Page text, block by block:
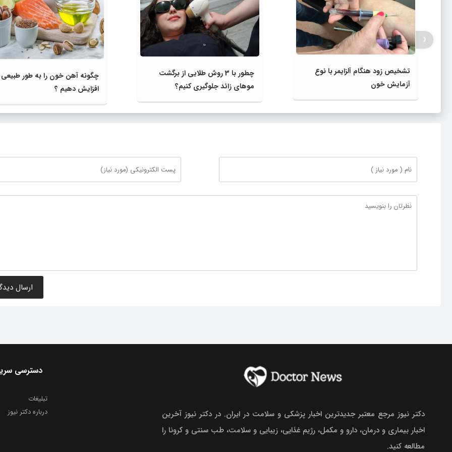
تشخیص زود هنگام آلزایمر با نوع
آزمایش خون
چطور با 3 روش طلایی از برگشت
موهای زائد جلوگیری کنیم؟
چگونه آهن خون را به طور طبیعی
افزایش دهیم ؟
‹
دکتر نیوز مرجع معتبر جدیدترین اخبار پزشکی و سلامت در ایران. در دکتر نیوز آخرین
اخبار بیماری و درمان، دارو و مکمل، رژیم غذایی، زیبایی و سلامت، طب سنتی و کرونا را
مطالعه کنید.
دسترسی
تبلیغات
درباره دکتر نیوز